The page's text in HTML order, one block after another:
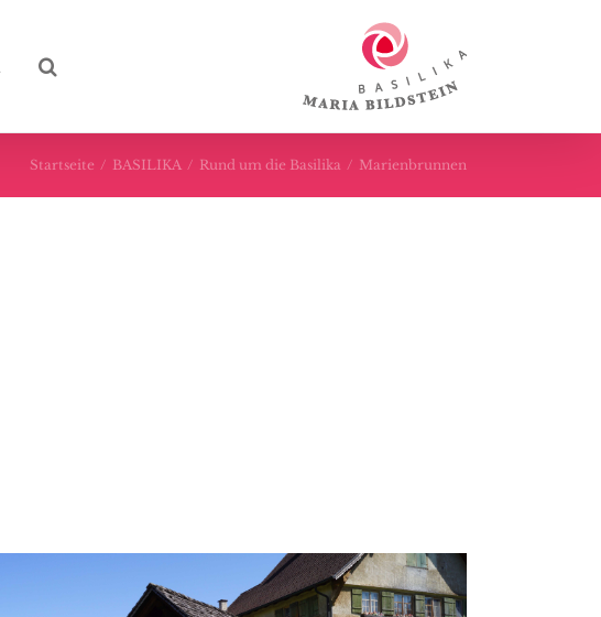
Startseite / BASILIKA / Rund um die Basilika / Marienbrunnen